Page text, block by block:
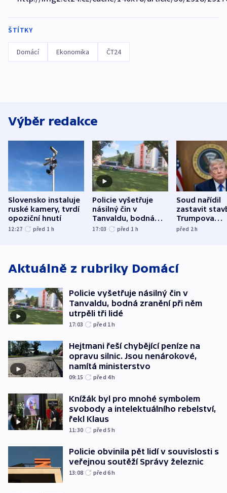
ŠTÍTKY
Domácí Ekonomika ČT24
Výběr redakce
Slovensko instaluje
ruské kamery, tvrdí
opoziční hnutí
12:27 před 1 h
Policie vyšetřuje
násilný čin v
Tanvaldu, bodná
zranění při něm
17:03 před 1 h
Soud nařídil
zastavit
Trumpova
tanečního
před 2h
Aktuálně z rubriky Domácí
Policie vyšetřuje násilný čin v
Tanvaldu, bodná zranění při něm
utrpěli tři lidé
17:03 před 1h
Hejtmani řeší chybějící peníze na
opravu silnic. Jsou nenárokové,
namítá ministerstvo
09:15 před 4h
Knížák byl pro mnohé symbolem
svobody a intelektuálního rebelství,
řekl Klaus
11:30 před 5h
Policie obvinila pět lidí v souvislosti s
veřejnou soutěží Správy železnic
13:08 před 6h